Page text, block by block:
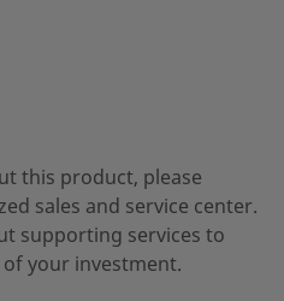
7/8 Zoll
Swagelok®
this product, please
sales and service center.
supporting services to
your investment.